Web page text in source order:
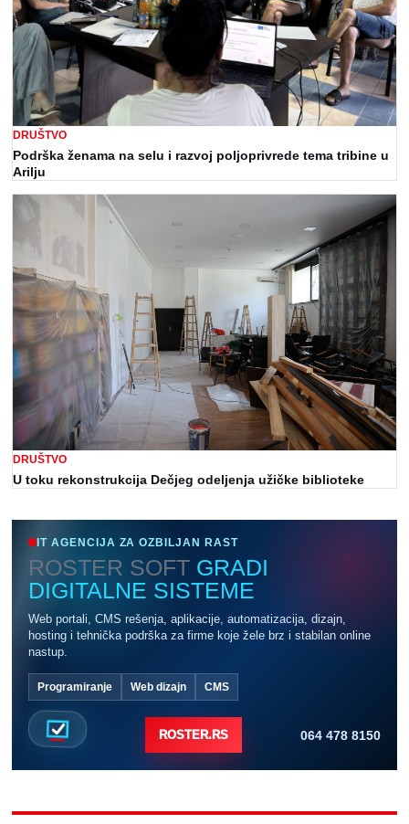
DRUŠTVO
Podrška ženama na selu i razvoj poljoprivrede tema tribine u
Arilju
DRUŠTVO
U toku rekonstrukcija Dečjeg odeljenja užičke biblioteke
IT AGENCIJA ZA OZBILJAN RAST
ROSTER SOFT GRADI
DIGITALNE SISTEME
Web portali, CMS rešenja, aplikacije, automatizacija, dizajn,
hosting i tehnička podrška za firme koje žele brz i stabilan online
nastup.
Programiranje Web dizajn CMS
ROSTER.RS 064 478 8150